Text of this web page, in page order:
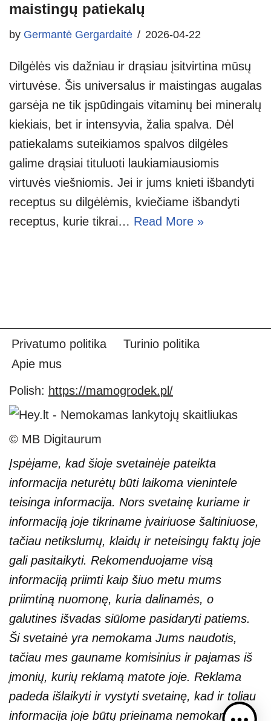
maistingų patiekalų
by Germantė Gergardaitė 2026-04-22
Dilgėlės vis dažniau ir drąsiau įsitvirtina mūsų
virtuvėse. Šis universalus ir maistingas augalas
garsėja ne tik įspūdingais vitaminų bei mineralų
kiekiais, bet ir intensyvia, žalia spalva. Dėl
patiekalams suteikiamos spalvos dilgėles
galime drąsiai tituluoti laukiamiausiomis
virtuvės viešniomis. Jei ir jums knieti išbandyti
receptus su dilgėlėmis, kviečiame išbandyti
receptus, kurie tikrai… Read More »
Privatumo politika
Turinio politika
Apie mus
Polish: https://mamogrodek.pl/
© MB Digitaurum
Įspėjame, kad šioje svetainėje pateikta
informacija neturėtų būti laikoma vienintele
teisinga informacija. Nors svetainę kuriame ir
informaciją joje tikriname įvairiuose šaltiniuose,
tačiau netikslumų, klaidų ir neteisingų faktų joje
gali pasitaikyti. Rekomenduojame visą
informaciją priimti kaip šiuo metu mums
priimtiną nuomonę, kuria dalinamės, o
galutines išvadas siūlome pasidaryti patiems.
Ši svetainė yra nemokama Jums naudotis,
tačiau mes gauname komisinius ir pajamas iš
įmonių, kurių reklamą matote joje. Reklama
padeda išlaikyti ir vystyti svetainę, kad ir toliau
informacija joje būtų prieinama nemokamai.